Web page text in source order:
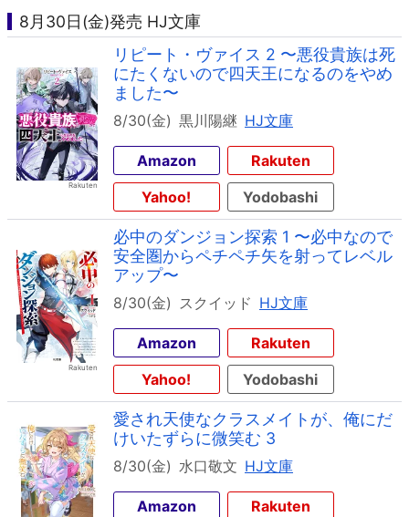
8月30日(金)発売 HJ文庫
リピート・ヴァイス 2 〜悪役貴族は死
にたくないので四天王になるのをやめ
ました〜
8/30(金) 黒川陽継 HJ文庫
Amazon
Rakuten
Yahoo!
Yodobashi
必中のダンジョン探索 1 〜必中なので
安全圏からペチペチ矢を射ってレベル
アップ〜
8/30(金) スクイッド HJ文庫
Amazon
Rakuten
Yahoo!
Yodobashi
愛され天使なクラスメイトが、俺にだ
けいたずらに微笑む 3
8/30(金) 水口敬文 HJ文庫
Amazon
Rakuten